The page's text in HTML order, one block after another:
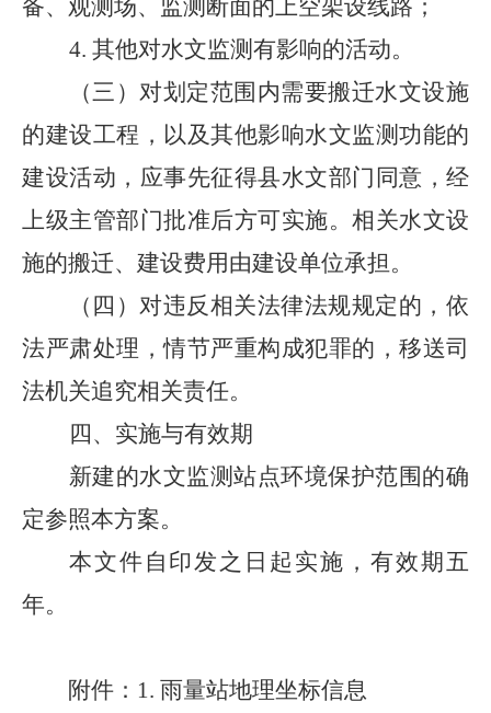
备、观测场、监测断面的上空架设线路；
4. 其他对水文监测有影响的活动。
（三）对划定范围内需要搬迁水文设施
的建设工程，以及其他影响水文监测功能的
建设活动，应事先征得县水文部门同意，经
上级主管部门批准后方可实施。相关水文设
施的搬迁、建设费用由建设单位承担。
（四）对违反相关法律法规规定的，依
法严肃处理，情节严重构成犯罪的，移送司
法机关追究相关责任。
四、实施与有效期
新建的水文监测站点环境保护范围的确
定参照本方案。
本文件自印发之日起实施，有效期五
年。
附件： 1. 雨量站地理坐标信息